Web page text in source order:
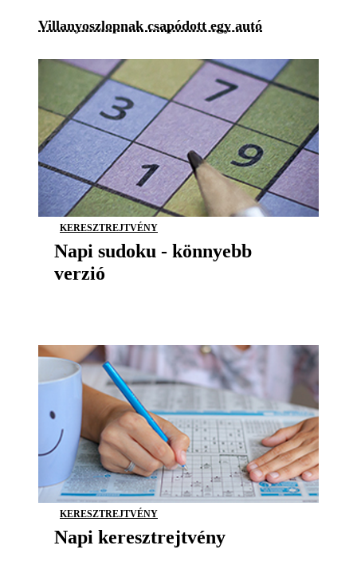
Villanyoszlopnak csapódott egy autó
KERESZTREJTVÉNY
Napi sudoku - könnyebb
verzió
KERESZTREJTVÉNY
Napi keresztrejtvény